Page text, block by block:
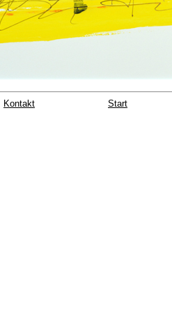
Kontakt Start